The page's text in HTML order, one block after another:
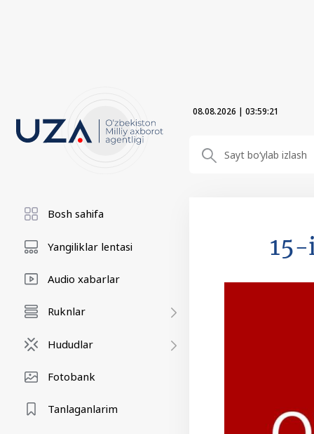
08.08.2026 | 03:59:22
Bosh sahifa
Yangiliklar lentasi
Audio xabarlar
Ruknlar
Hududlar
Fotobank
Tanlaganlarim